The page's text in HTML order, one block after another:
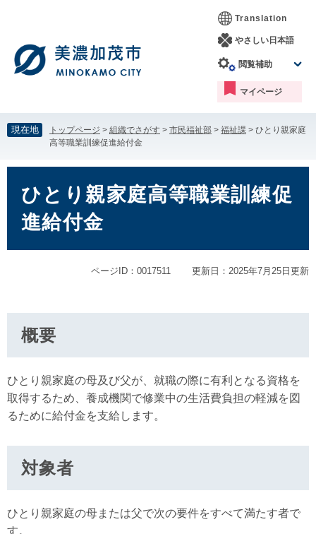
す。
し
て
本
へ
Translation
やさしい日本語
閲覧補助
マイページ
現在地 トップページ > 組織でさがす > 市民福祉部 > 福祉課 > ひとり親家庭
高等職業訓練促進給付金
ひとり親家庭高等職業訓練促
進給付金
ページID：0017511 更新日：2025年7月25日更新
概要
ひとり親家庭の母及び父が、就職の際に有利となる資格を
取得するため、養成機関で修業中の生活費負担の軽減を図
るために給付金を支給します。
対象者
ひとり親家庭の母または父で次の要件をすべて満たす者で
す。